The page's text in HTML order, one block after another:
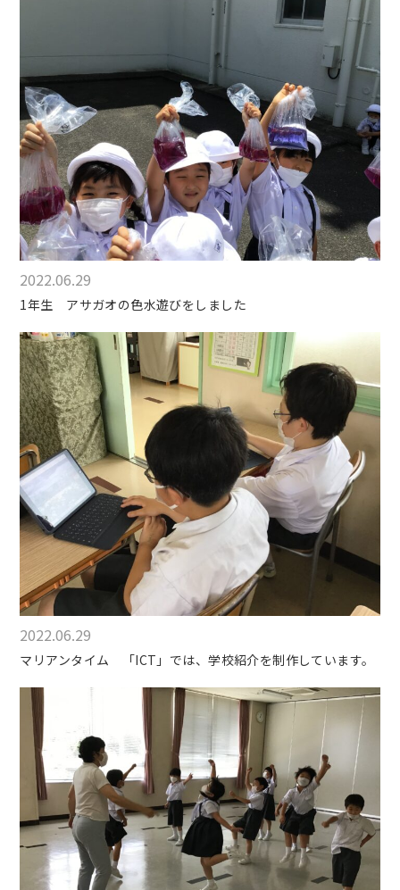
2022.06.29
1年生 アサガオの色水遊びをしました
2022.06.29
マリアンタイム 「ICT」では、学校紹介を制作しています。